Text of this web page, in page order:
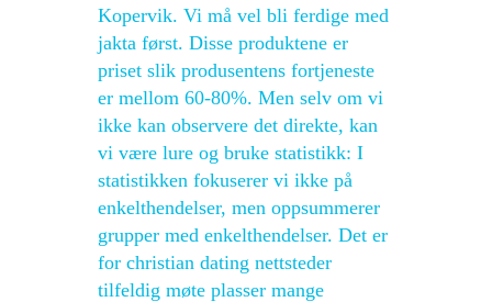
Kopervik. Vi må vel bli ferdige med
jakta først. Disse produktene er
priset slik produsentens fortjeneste
er mellom 60-80%. Men selv om vi
ikke kan observere det direkte, kan
vi være lure og bruke statistikk: I
statistikken fokuserer vi ikke på
enkelthendelser, men oppsummerer
grupper med enkelthendelser. Det er
for christian dating nettsteder
tilfeldig møte plasser mange